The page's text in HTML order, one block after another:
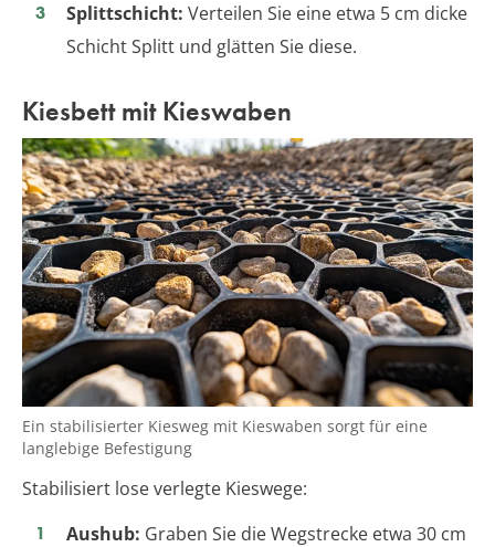
Splittschicht: Verteilen Sie eine etwa 5 cm dicke
Schicht Splitt und glätten Sie diese.
Kiesbett mit Kieswaben
Ein stabilisierter Kiesweg mit Kieswaben sorgt für eine
langlebige Befestigung
Stabilisiert lose verlegte Kieswege:
Aushub: Graben Sie die Wegstrecke etwa 30 cm